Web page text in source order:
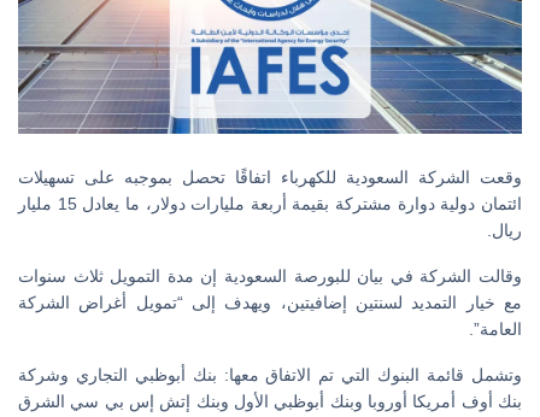
وقعت الشركة السعودية للكهرباء اتفاقًا تحصل بموجبه على تسهيلات
ائتمان دولية دوارة مشتركة بقيمة أربعة مليارات دولار، ما يعادل 15 مليار
ريال.
وقالت الشركة في بيان للبورصة السعودية إن مدة التمويل ثلاث سنوات
مع خيار التمديد لسنتين إضافيتين، ويهدف إلى “تمويل أغراض الشركة
العامة”.
وتشمل قائمة البنوك التي تم الاتفاق معها: بنك أبوظبي التجاري وشركة
بنك أوف أمريكا أوروبا وبنك أبوظبي الأول وبنك إتش إس بي سي الشرق